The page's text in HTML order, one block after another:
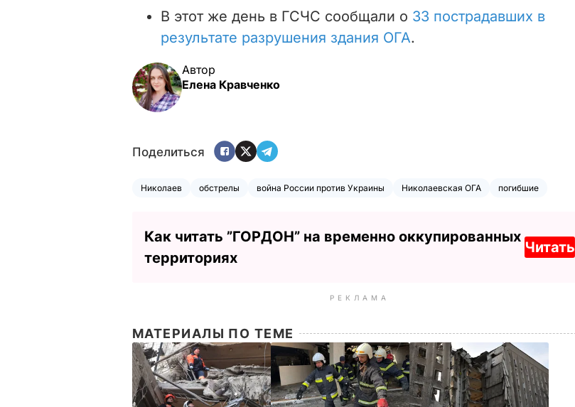
В этот же день в ГСЧС сообщали о 33 пострадавших в
результате разрушения здания ОГА.
Автор
Елена Кравченко
Поделиться
Николаев обстрелы война России против Украины Николаевская ОГА погибшие
Как читать ”ГОРДОН” на временно оккупированных
территориях
Читать
РЕКЛАМА
МАТЕРИАЛЫ ПО ТЕМЕ